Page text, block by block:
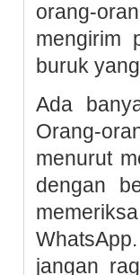
orang-
mengirim
buruk
Ada
Orang-
menurut
dengan
jangan